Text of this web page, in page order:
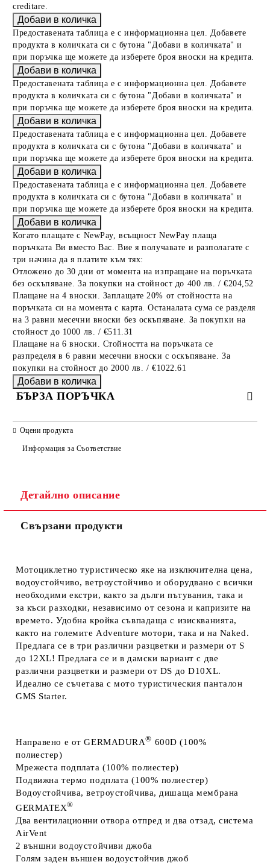
creditare.
Предоставената таблица е с информационна цел. Добавете
продукта в количката си с бутона "Добави в количката" и
при поръчка ще можете да изберете броя вноски на кредита.
Предоставената таблица е с информационна цел. Добавете
продукта в количката си с бутона "Добави в количката" и
при поръчка ще можете да изберете броя вноски на кредита.
Предоставената таблица е с информационна цел. Добавете
продукта в количката си с бутона "Добави в количката" и
при поръчка ще можете да изберете броя вноски на кредита.
Предоставената таблица е с информационна цел. Добавете
продукта в количката си с бутона "Добави в количката" и
при поръчка ще можете да изберете броя вноски на кредита.
Когато плащате с NewPay, всъщност NewPay плаща
поръчката Ви вместо Вас. Вие я получавате и разполагате с
три начина да я платите към тях:
Отложено до 30 дни от момента на изпращане на поръчката
без оскъпяване. За покупки на стойност до 400 лв. / €204,52
Плащане на 4 вноски. Заплащате 20% от стойността на
поръчката си на момента с карта. Останалата сума се разделя
на 3 равни месечни вноски без оскъпяване. За покупки на
стойност до 1000 лв. / €511.31
Плащане на 6 вноски. Стойността на поръчката се
разпределя в 6 равни месечни вноски с оскъпяване. За
покупки на стойност до 2000 лв. / €1022.61
БЪРЗА ПОРЪЧКА
Съгласен съм с
Ние ще се свържем с вас в рамките на работния ден.
Оцени продукта
Информация за Съответствие
Детайлно описание
Свързани продукти
Мотоциклетно туристическо яке на изключителна цена,
водоустойчиво, ветроустойчиво и оборудвано с всички
необходими екстри, както за дълги пътувания, така и
за къси разходки, независимо от сезона и капризите на
времето. Удобна кройка съвпадаща с изискванията,
както на големите Adventure мотори, така и на Naked.
Предлага се в три различни разцветки и размери от S
до 12XL! Предлага се и в дамски вариант с две
различни разцветки и размери от DS до D10XL.
Идеално се съчетава с мото туристическия панталон
GMS Starter.
Направено е от GERMADURA® 600D (100%
полиестер)
Мрежеста подплата(100% полиестер)
Подвижна термо подплата(100% полиестер)
Водоустойчива, ветроустойчива, дишаща мембрана
GERMATEX®
Два вентилационни отвора отпред и два отзад, система
AirVent
2 външни водоустойчиви джоба
Голям заден външен водоустойчив джоб